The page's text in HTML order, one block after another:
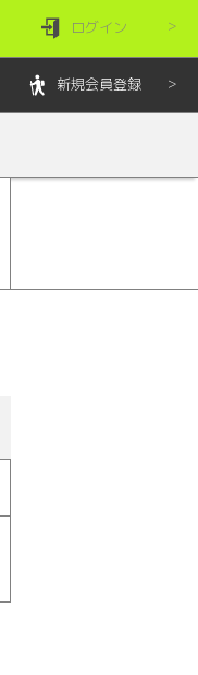
ログイン
新規会員登録